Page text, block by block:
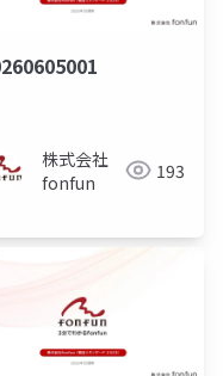
株式会社
fonfun
193